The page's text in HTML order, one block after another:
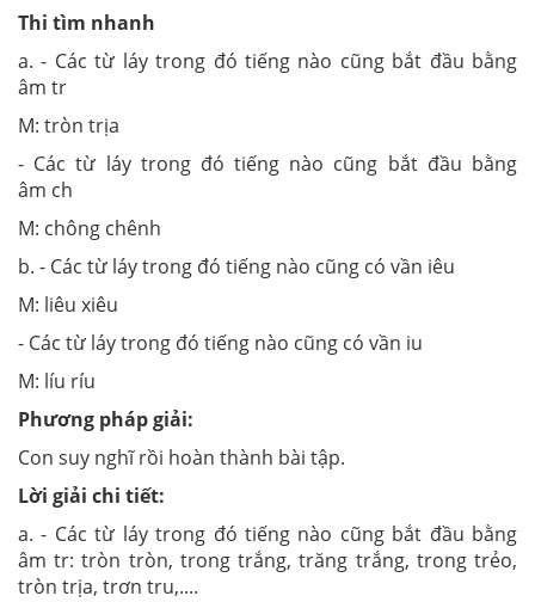
Thi tìm nhanh
a. - Các từ láy trong đó tiếng nào cũng bắt đầu bằng
âm tr
M: tròn trịa
- Các từ láy trong đó tiếng nào cũng bắt đầu bằng
âm ch
M: chông chênh
b. - Các từ láy trong đó tiếng nào cũng có vần iêu
M: liêu xiêu
- Các từ láy trong đó tiếng nào cũng có vần iu
M: líu ríu
Phương pháp giải:
Con suy nghĩ rồi hoàn thành bài tập.
Lời giải chi tiết:
a. - Các từ láy trong đó tiếng nào cũng bắt đầu bằng
âm tr: tròn tròn, trong trắng, trăng trắng, trong trẻo,
tròn trịa, trơn tru,....